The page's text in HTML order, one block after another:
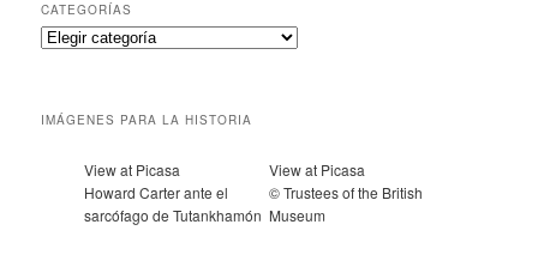
CATEGORÍAS
IMÁGENES PARA LA HISTORIA
View at Picasa
Howard Carter ante el
sarcófago de Tutankhamón
View at Picasa
© Trustees of the British
Museum